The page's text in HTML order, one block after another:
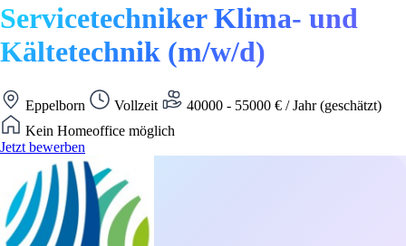
Servicetechniker Klima- und
Kältetechnik (m/w/d)
Eppelborn Vollzeit
40000 - 55000 € / Jahr (geschätzt)
Kein Homeoffice möglich
Jetzt bewerben